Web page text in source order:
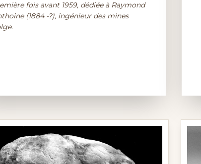
fois avant 1959, dédiée à Raymond
(1884 -?), ingénieur des mines